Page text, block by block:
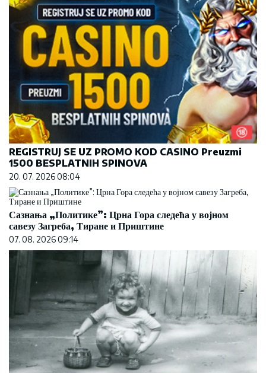
REGISTRUJ SE UZ PROMO KOD CASINO Preuzmi
1500 BESPLATNIH SPINOVA
20. 07. 2026 08:04
Сазнања „Политике”: Црна Гора следећа у војном
савезу Загреба, Тиране и Приштине
07. 08. 2026 09:14